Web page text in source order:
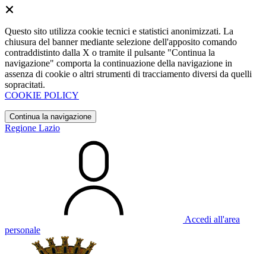
Questo sito utilizza cookie tecnici e statistici anonimizzati. La
chiusura del banner mediante selezione dell'apposito comando
contraddistinto dalla X o tramite il pulsante "Continua la
navigazione" comporta la continuazione della navigazione in
assenza di cookie o altri strumenti di tracciamento diversi da quelli
sopracitati.
COOKIE POLICY
Continua la navigazione
Regione Lazio
Accedi all'area
personale